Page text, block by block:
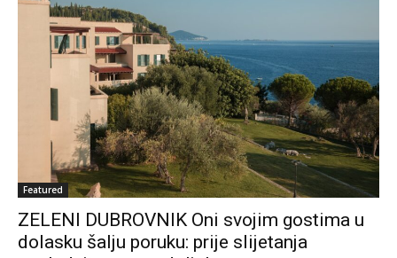
Featured
ZELENI DUBROVNIK Oni svojim gostima u
dolasku šalju poruku: prije slijetanja